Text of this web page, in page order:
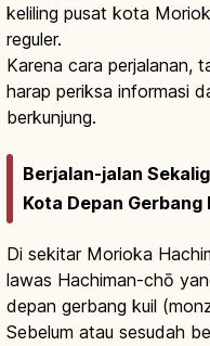
keliling pusat kota
reguler.
Karena cara perjalanan,
harap periksa informasi
berkunjung.
Berjalan-jalan
Kota Depan Gerbang
Di sekitar Morioka
lawas Hachiman-chō
depan gerbang kuil
Sebelum atau sesudah